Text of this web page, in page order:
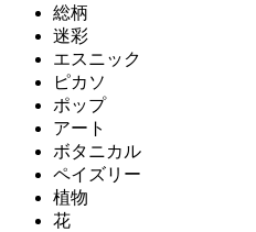
総柄
迷彩
エスニック
ピカソ
ポップ
アート
ボタニカル
ペイズリー
植物
花